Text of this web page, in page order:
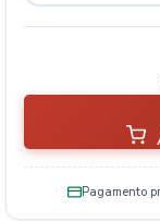
Pagamento